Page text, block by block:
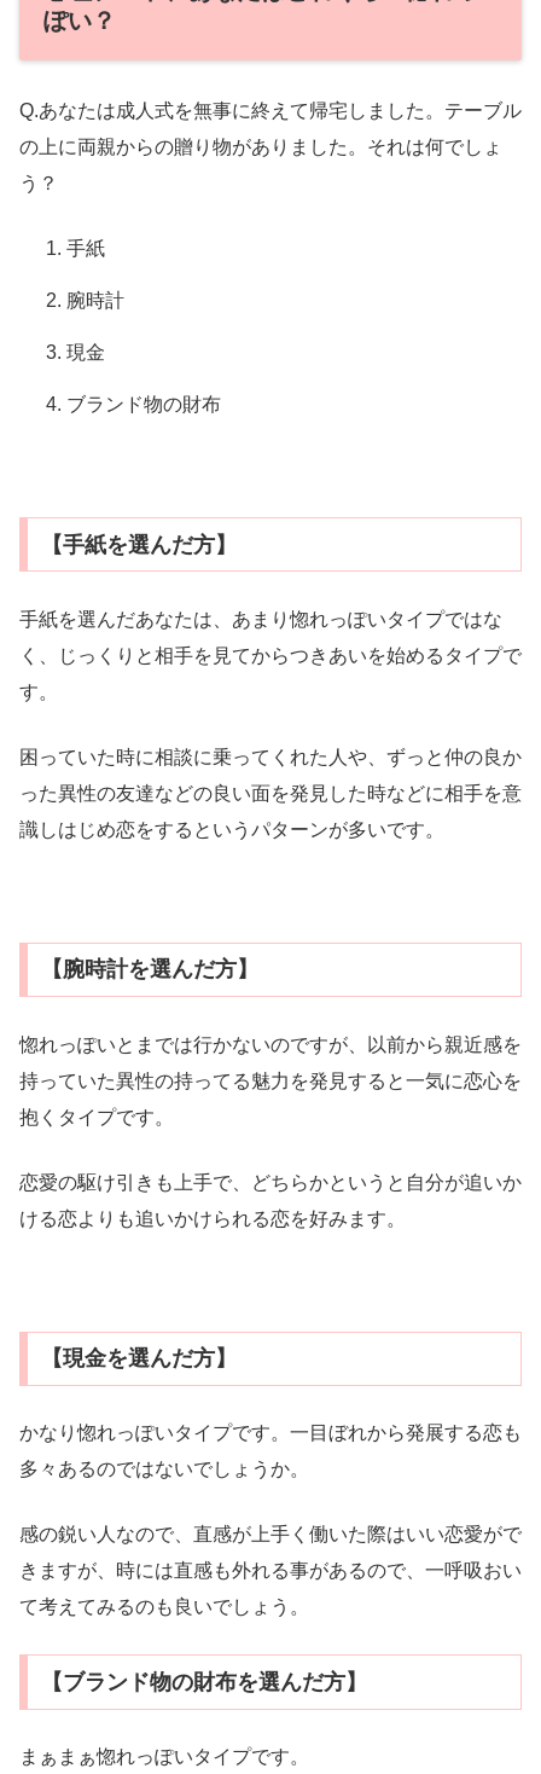
ぽい？
Q.あなたは成人式を無事に終えて帰宅しました。テーブル
の上に両親からの贈り物がありました。それは何でしょ
う？
手紙
腕時計
現金
ブランド物の財布
【手紙を選んだ方】
手紙を選んだあなたは、あまり惚れっぽいタイプではな
く、じっくりと相手を見てからつきあいを始めるタイプで
す。
困っていた時に相談に乗ってくれた人や、ずっと仲の良か
った異性の友達などの良い面を発見した時などに相手を意
識しはじめ恋をするというパターンが多いです。
【腕時計を選んだ方】
惚れっぽいとまでは行かないのですが、以前から親近感を
持っていた異性の持ってる魅力を発見すると一気に恋心を
抱くタイプです。
恋愛の駆け引きも上手で、どちらかというと自分が追いか
ける恋よりも追いかけられる恋を好みます。
【現金を選んだ方】
かなり惚れっぽいタイプです。一目ぼれから発展する恋も
多々あるのではないでしょうか。
感の鋭い人なので、直感が上手く働いた際はいい恋愛がで
きますが、時には直感も外れる事があるので、一呼吸おい
て考えてみるのも良いでしょう。
【ブランド物の財布を選んだ方】
まぁまぁ惚れっぽいタイプです。